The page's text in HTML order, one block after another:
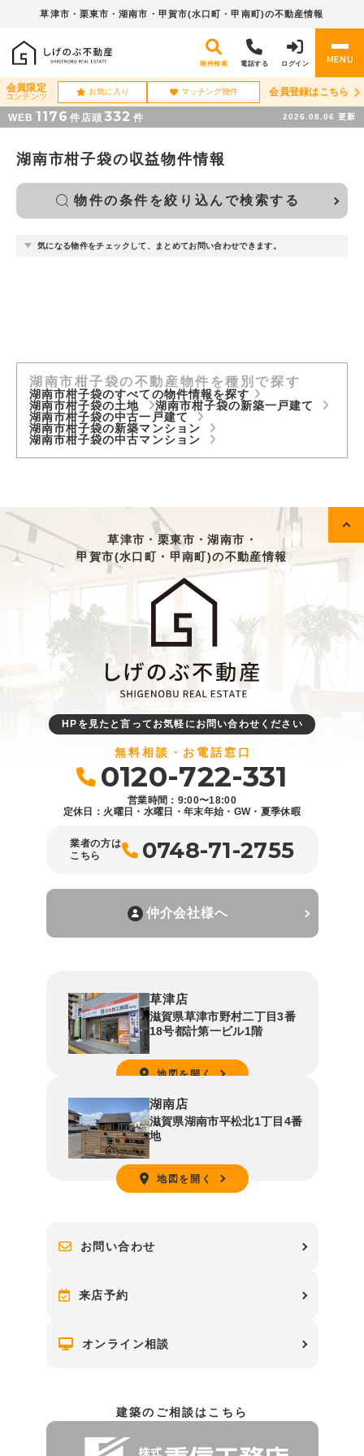
草津市・栗東市・湖南市・ 甲賀市(水口町・甲南町)の不動産情報
物件検索 電話する ログイン MENU
会員限定
コンテンツ
お気に入り マッチング物件 会員登録はこちら
WEB 1176 件 店頭 332 件 2026.08.06 更新
湖南市柑子袋の収益物件情報
物件の条件を絞り込んで検索する
気になる物件をチェックして、まとめてお問い合わせできます。
湖南市柑子袋の不動産物件を種別で探す
湖南市柑子袋のすべての物件情報を探す
湖南市柑子袋の土地
湖南市柑子袋の新築一戸建て
湖南市柑子袋の中古一戸建て
湖南市柑子袋の新築マンション
湖南市柑子袋の中古マンション
草津市・栗東市・湖南市・
甲賀市(水口町・甲南町)の不動産情報
HPを見たと言ってお気軽にお問い合わせください
無料相談・お電話窓口
0120-722-331
営業時間：9:00〜18:00
定休日：火曜日・水曜日・年末年始・GW・夏季休暇
業者の方は
こちら
0748-71-2755
仲介会社様へ
草津店
滋賀県草津市野村二丁目3番
18号都計第一ビル1階
地図を開く
湖南店
滋賀県湖南市平松北1丁目4番
地
地図を開く
お問い合わせ
来店予約
オンライン相談
建築のご相談はこちら